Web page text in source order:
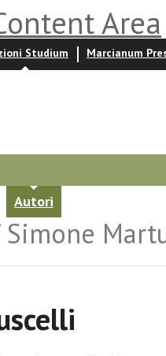
Area
Studium Marcianum
Autori